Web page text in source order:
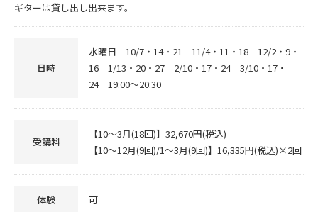
ギターは貸し出し出来ます。
日時
水曜日 10/7・14・21 11/4・11・18 12/2・9・
16 1/13・20・27 2/10・17・24 3/10・17・
24 19:00～20:30
受講料
【10～3月(18回)】32,670円(税込)
【10～12月(9回)/1～3月(9回)】16,335円(税込)×2回
体験 可